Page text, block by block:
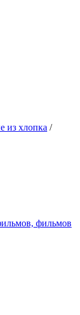
из хлопка /
фильмов